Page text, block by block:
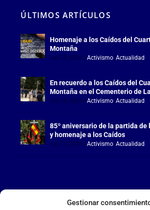
Gestionar
ÚLTIMOS ARTÍCULOS
Homenaje a los Caídos del
Montaña
Jul 18, 2026 |Activismo,Actualidad
En recuerdo a los Caídos del
Montaña en el Cementerio de
Jul 18, 2026 |Activismo,Actualidad
85º aniversario de la partida de
y homenaje a los Caídos
Jul 15, 2026 |Activismo,Actualidad
LA FALANGE